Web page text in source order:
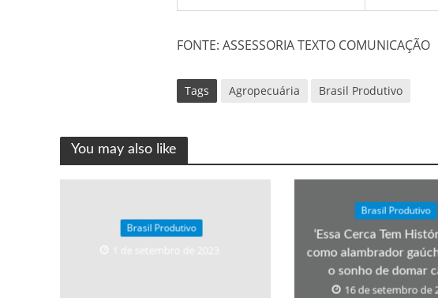
FONTE: ASSESSORIA TEXTO COMUNICAÇÃO
Tags Agropecuária Brasil Produtivo
You may also like
Brasil Produtivo
Brasil Produtivo
‘Essa Cerca Tem
como alambrador
o sonho de domar
16 de setembro de